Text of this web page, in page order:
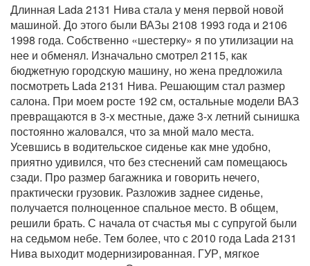
Длинная Lada 2131 Нива стала у меня первой новой
машиной. До этого были ВАЗы 2108 1993 года и 2106
1998 года. Собственно «шестерку» я по утилизации на
нее и обменял. Изначально смотрел 2115, как
бюджетную городскую машину, но жена предложила
посмотреть Lada 2131 Нива. Решающим стал размер
салона. При моем росте 192 см, остальные модели ВАЗ
превращаются в 3-х местные, даже 3-х летний сынишка
постоянно жаловался, что за мной мало места.
Усевшись в водительское сиденье как мне удобно,
приятно удивился, что без стеснений сам помещаюсь
сзади. Про размер багажника и говорить нечего,
практически грузовик. Разложив заднее сиденье,
получается полноценное спальное место. В общем,
решили брать. С начала от счастья мы с супругой были
на седьмом небе. Тем более, что с 2010 года Lada 2131
Нива выходит модернизированная. ГУР, мягкое